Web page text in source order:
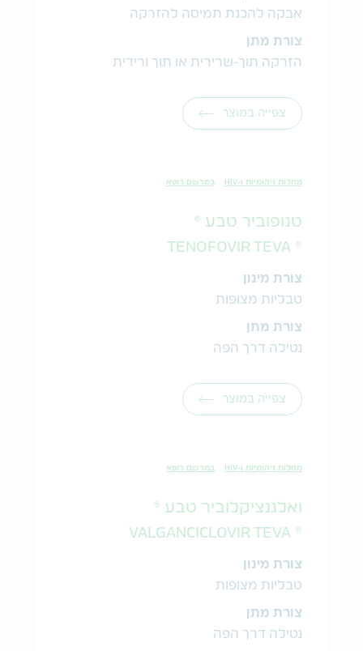
אבקה להכנת תמיסה להזרקה
צורת מתן
הזרקה תוך-שרירית או תוך ורידית
צפייה במוצר
מחלות זיהומיות ו-HIV במרשם רופא
טנופוביר טבע ®
® TENOFOVIR TEVA
צורת מינון
טבליות מצופות
צורת מתן
נטילה דרך הפה
צפייה במוצר
מחלות זיהומיות ו-HIV במרשם רופא
ואלגנציקלוביר טבע ®
® VALGANCICLOVIR TEVA
צורת מינון
טבליות מצופות
צורת מתן
נטילה דרך הפה